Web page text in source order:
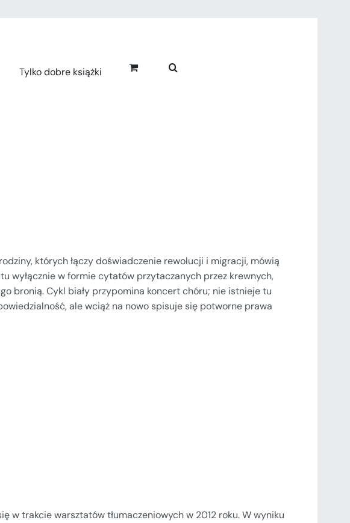
Tylko dobre książki
których łączy doświadczenie rewolucji i migracji, mówią
wyłącznie w formie cytatów przytaczanych przez krewnych,
bronią. Cykl biały przypomina koncert chóru; nie istnieje tu
ale wciąż na nowo spisuje się potworne prawa
w trakcie warsztatów tłumaczeniowych w 2012 roku. W wyniku